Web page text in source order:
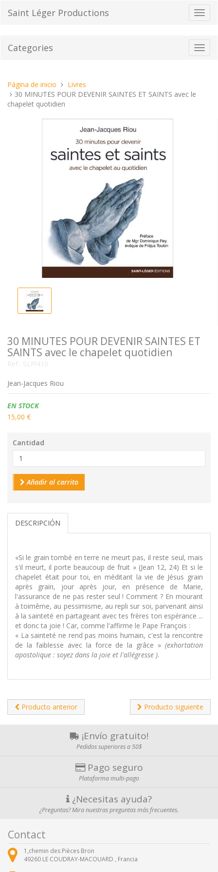
el
de
Saint Léger Productions
Categories
Estas
aquí:
Página de inicio
Livres
30 MINUTES POUR DEVENIR SAINTES ET SAINTS avec le
chapelet quotidien
30 MINUTES POUR DEVENIR SAINTES ET
SAINTS avec le chapelet quotidien
Ref.: SLPl410
Jean-Jacques Riou
Disponibilidad:
EN STOCK
15,00 €
Cantidad
Añadir al carrito
DESCRIPCIÓN
«Si le grain tombé en terre ne meurt pas, il reste seul, mais
s'il meurt, il porte beaucoup de fruit » (Jean 12, 24) Et si le
chapelet était pour toi, en méditant la vie de Jésus grain
après grain, jour après jour, en présence de Marie,
l'assurance de ne pas rester seul ! Comment ? En mourant
à toimême, au pessimisme, au repli sur soi, parvenant ainsi
à la sainteté en partageant avec tes frères ton espérance ...
et donc ta joie ! Car, comme l'affirme le Pape François :
« La sainteté ne rend pas moins humain, c'est la rencontre
de la faiblesse avec la force de la grâce » (exhortation
apostolique : soyez dans la joie et l'allégresse ).
Producto anterior Producto siguiente
¡Envío gratuito!
Pedidos superiores a 50$
Pago seguro
Plataforma multi-pago
¿Necesitas ayuda?
¿Preguntas? Mira nuestras preguntas más frecuentes.
Contact
1,chemin des Pièces Bron
49260 LE COUDRAY-MACOUARD , Francia